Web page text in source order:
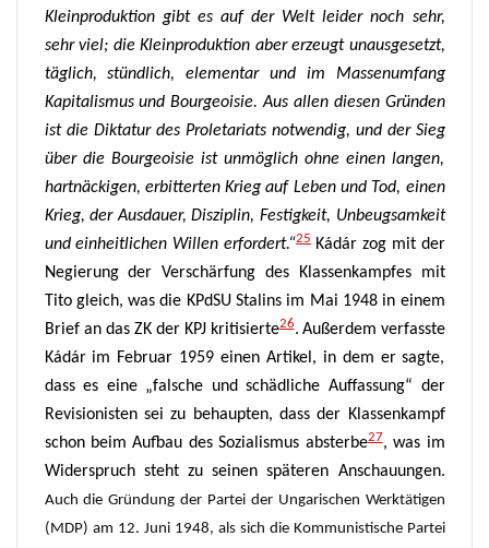
Kleinproduktion gibt es auf der Welt leider noch sehr,
sehr viel; die Kleinproduktion aber erzeugt unausgesetzt,
täglich, stündlich, elementar und im Massenumfang
Kapitalismus und Bourgeoisie. Aus allen diesen Gründen
ist die Diktatur des Proletariats notwendig, und der Sieg
über die Bourgeoisie ist unmöglich ohne einen langen,
hartnäckigen, erbitterten Krieg auf Leben und Tod, einen
Krieg, der Ausdauer, Disziplin, Festigkeit, Unbeugsamkeit
und einheitlichen Willen erfordert.“25 Kádár zog mit der
Negierung der Verschärfung des Klassenkampfes mit
Tito gleich, was die KPdSU Stalins im Mai 1948 in einem
Brief an das ZK der KPJ kritisierte26. Außerdem verfasste
Kádár im Februar 1959 einen Artikel, in dem er sagte,
dass es eine „falsche und schädliche Auffassung“ der
Revisionisten sei zu behaupten, dass der Klassenkampf
schon beim Aufbau des Sozialismus absterbe27, was im
Widerspruch steht zu seinen späteren Anschauungen.
Auch die Gründung der Partei der Ungarischen Werktätigen
(MDP) am 12. Juni 1948, als sich die Kommunistische Partei